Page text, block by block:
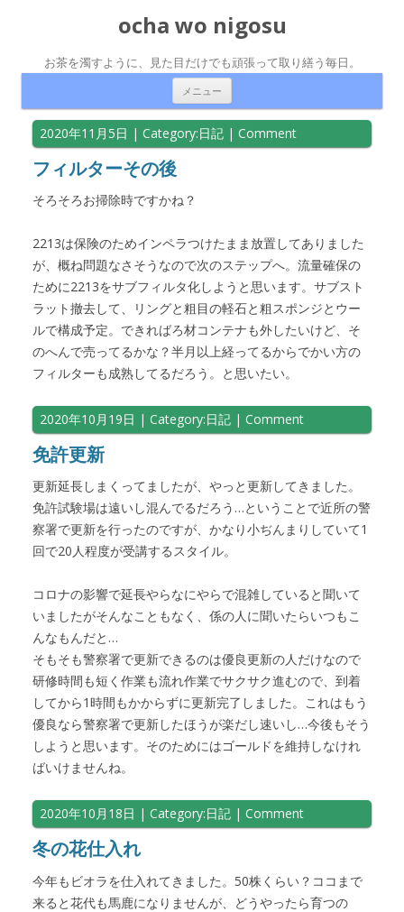
ocha wo nigosu
お茶を濁すように、見た目だけでも頑張って取り繕う毎日。
メニュー
2020年11月5日 | Category:日記 | Comment
フィルターその後
そろそろお掃除時ですかね？
2213は保険のためインペラつけたまま放置してありました
が、概ね問題なさそうなので次のステップへ。流量確保の
ために2213をサブフィルタ化しようと思います。サブスト
ラット撤去して、リングと粗目の軽石と粗スポンジとウー
ルで構成予定。できればろ材コンテナも外したいけど、そ
のへんで売ってるかな？半月以上経ってるからでかい方の
フィルターも成熟してるだろう。と思いたい。
2020年10月19日 | Category:日記 | Comment
免許更新
更新延長しまくってましたが、やっと更新してきました。
免許試験場は遠いし混んでるだろう…ということで近所の警
察署で更新を行ったのですが、かなり小ぢんまりしていて1
回で20人程度が受講するスタイル。
コロナの影響で延長やらなにやらで混雑していると聞いて
いましたがそんなこともなく、係の人に聞いたらいつもこ
んなもんだと…
そもそも警察署で更新できるのは優良更新の人だけなので
研修時間も短く作業も流れ作業でサクサク進むので、到着
してから1時間もかからずに更新完了しました。これはもう
優良なら警察署で更新したほうが楽だし速いし…今後もそう
しようと思います。そのためにはゴールドを維持しなけれ
ばいけませんね。
2020年10月18日 | Category:日記 | Comment
冬の花仕入れ
今年もビオラを仕入れてきました。50株くらい？ココまで
来ると花代も馬鹿になりませんが、どうやったら育つの